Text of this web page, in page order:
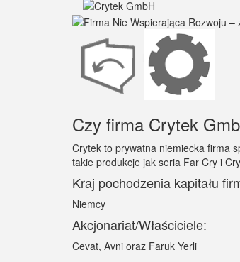
Czy firma Crytek
Crytek to prywatna niemiecka firma
takie produkcje jak seria Far Cry i
Kraj pochodzenia kapitału
Niemcy
Akcjonariat/Właściciele:
Cevat, Avni oraz Faruk Yerli